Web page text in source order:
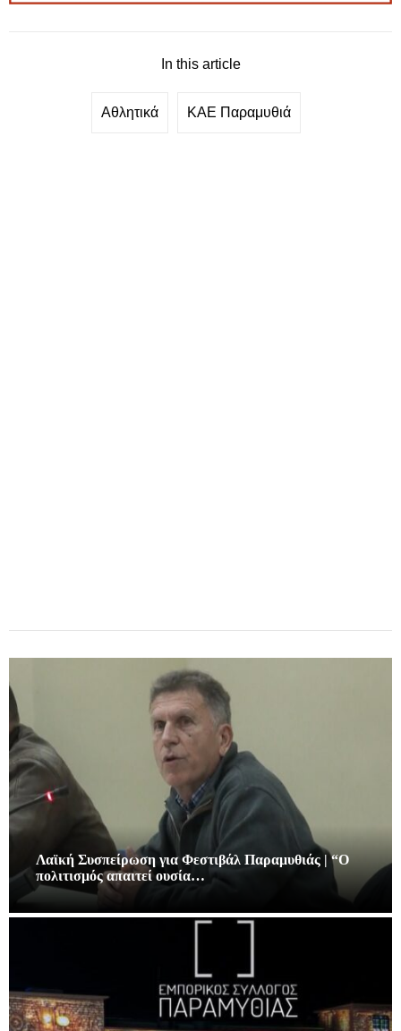
In this article
Αθλητικά ΚΑΕ Παραμυθιά
Λαϊκή Συσπείρωση για Φεστιβάλ Παραμυθιάς | “Ο
πολιτισμός απαιτεί ουσία…